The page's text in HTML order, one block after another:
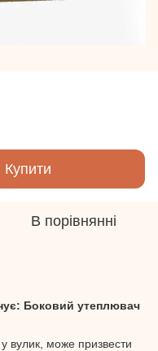
Купити
В порівнянні
Боковий утеплювач
вулик, може призвести